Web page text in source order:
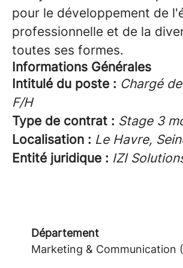
pour le développement de
professionnelle et de la
toutes ses formes.
Informations Générales
Intitulé du poste : Chargé
F/H
Type de contrat : Stage 3
Localisation : Le Havre,
Entité juridique : IZI
Département
Marketing & Communication